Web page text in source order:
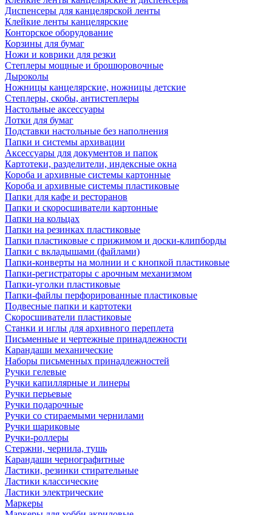
Диспенсеры для канцелярской ленты
Клейкие ленты канцелярские
Конторское оборудование
Корзины для бумаг
Ножи и коврики для резки
Степлеры мощные и брошюровочные
Дыроколы
Ножницы канцелярские, ножницы детские
Степлеры, скобы, антистеплеры
Настольные аксессуары
Лотки для бумаг
Подставки настольные без наполнения
Папки и системы архивации
Аксессуары для документов и папок
Картотеки, разделители, индексные окна
Короба и архивные системы картонные
Короба и архивные системы пластиковые
Папки для кафе и ресторанов
Папки и скоросшиватели картонные
Папки на кольцах
Папки на резинках пластиковые
Папки пластиковые с прижимом и доски-клипборды
Папки с вкладышами (файлами)
Папки-конверты на молнии и с кнопкой пластиковые
Папки-регистраторы с арочным механизмом
Папки-уголки пластиковые
Папки-файлы перфорированные пластиковые
Подвесные папки и картотеки
Скоросшиватели пластиковые
Станки и иглы для архивного переплета
Письменные и чертежные принадлежности
Карандаши механические
Наборы письменных принадлежностей
Ручки гелевые
Ручки капиллярные и линеры
Ручки перьевые
Ручки подарочные
Ручки со стираемыми чернилами
Ручки шариковые
Ручки-роллеры
Стержни, чернила, тушь
Карандаши чернографитные
Ластики, резинки стирательные
Ластики классические
Ластики электрические
Маркеры